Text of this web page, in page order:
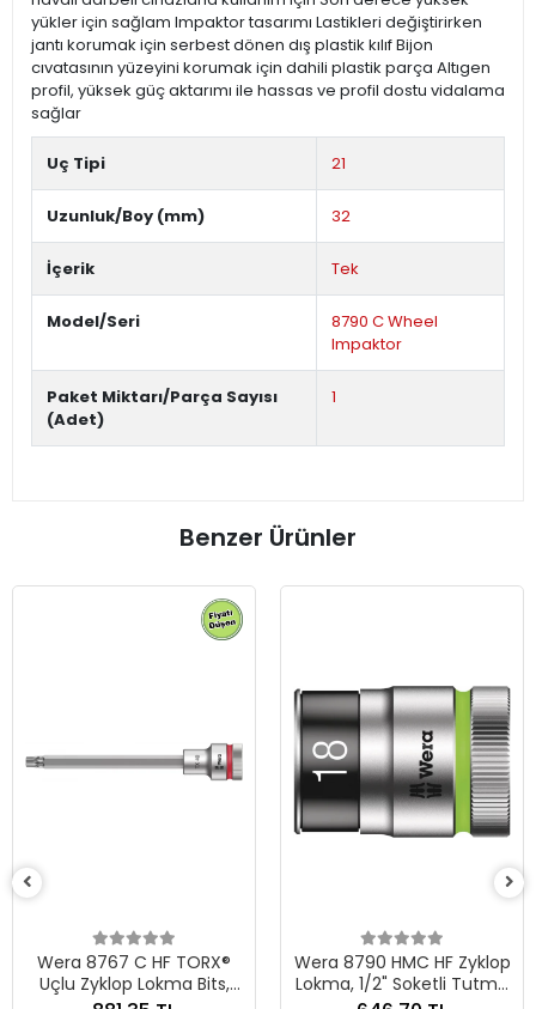
yükler için sağlam Impaktor tasarımı Lastikleri değiştirirken
jantı korumak için serbest dönen dış plastik kılıf Bijon
cıvatasının yüzeyini korumak için dahili plastik parça Altıgen
profil, yüksek güç aktarımı ile hassas ve profil dostu vidalama
sağlar
Uç Tipi 21
Uzunluk/Boy (mm) 32
İçerik Tek
Model/Seri
8790 C Wheel
Impaktor
Paket Miktarı/Parça Sayısı
(Adet)
1
Benzer Ürünler
Bits,
Wera 8790 HMC HF Zyklop
Lokma, 1/2" Soketli Tutma
Lokma, 1/2"
10.04 EUR